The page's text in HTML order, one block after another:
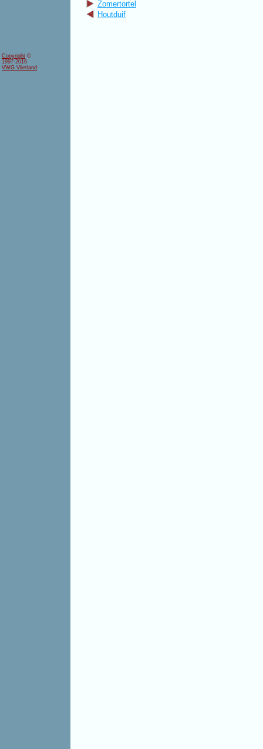
Zomertortel
Houtduif
Copyright ©
1997-2016
VWG Vlietland